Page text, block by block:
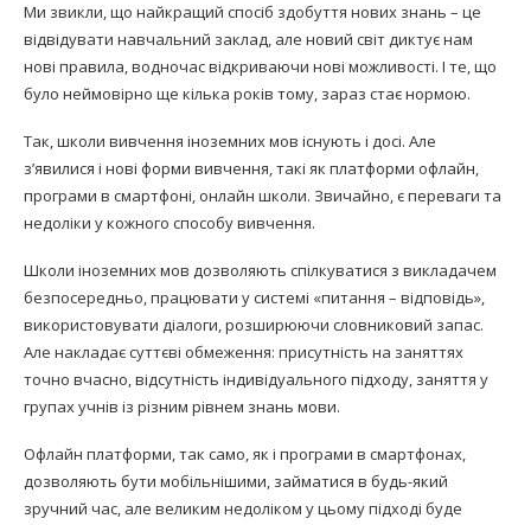
Ми звикли, що найкращий спосіб здобуття нових знань – це
відвідувати навчальний заклад, але новий світ диктує нам
нові правила, водночас відкриваючи нові можливості. І те, що
було неймовірно ще кілька років тому, зараз стає нормою.
Так, школи вивчення іноземних мов існують і досі. Але
з’явилися і нові форми вивчення, такі як платформи офлайн,
програми в смартфоні, онлайн школи. Звичайно, є переваги та
недоліки у кожного способу вивчення.
Школи іноземних мов дозволяють спілкуватися з викладачем
безпосередньо, працювати у системі «питання – відповідь»,
використовувати діалоги, розширюючи словниковий запас.
Але накладає суттєві обмеження: присутність на заняттях
точно вчасно, відсутність індивідуального підходу, заняття у
групах учнів із різним рівнем знань мови.
Офлайн платформи, так само, як і програми в смартфонах,
дозволяють бути мобільнішими, займатися в будь-який
зручний час, але великим недоліком у цьому підході буде